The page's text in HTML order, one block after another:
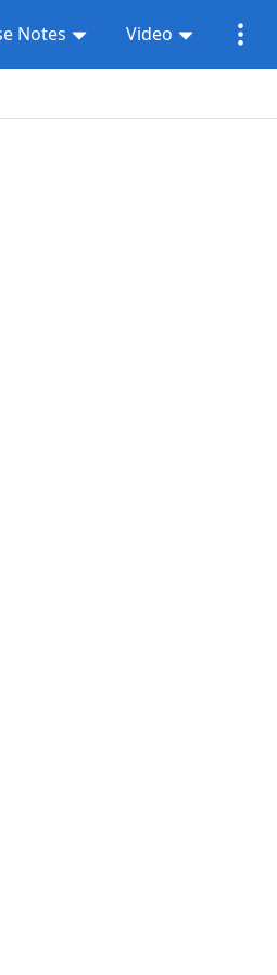
Notes Video